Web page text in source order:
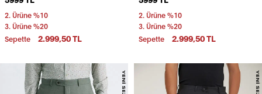
2. Ürüne %10
3. Ürüne %20
Sepette
2.999,50 TL
2. Ürüne %10
3. Ürüne %20
Sepette
2.999,50 TL